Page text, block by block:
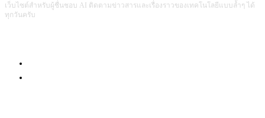
เว็บไซต์สำหรับผู้ชื่นชอบ AI ติดตามข่าวสารและเรื่องราวของเทคโนโลยีแบบล้ำๆ ได้
ทุกวันครับ